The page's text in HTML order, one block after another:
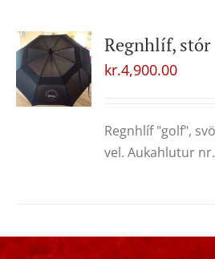
Regnhlíf, stór
kr.4,900.00
Regnhlíf "golf",
vel. Aukahlutur